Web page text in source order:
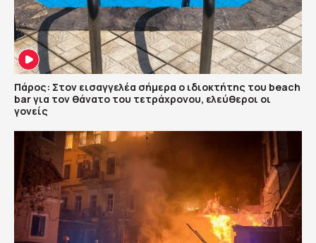
Πάρος: Στον εισαγγελέα σήμερα ο ιδιοκτήτης του beach
bar για τον θάνατο του τετράχρονου, ελεύθεροι οι
γονείς